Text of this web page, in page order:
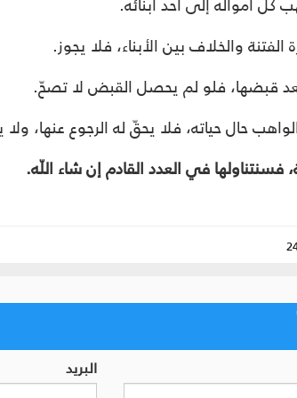
أمواله إلى أحد أبنائه.
والخلاف بين الأبناء، فلا يجوز.
قبضها، فلو لم يحصل القبض لا تصحّ.
حال حياته، فلا يحقّ له الرجوع عنها،
فسنتناولها في العدد القادم إن شاء اللّه.
البريد